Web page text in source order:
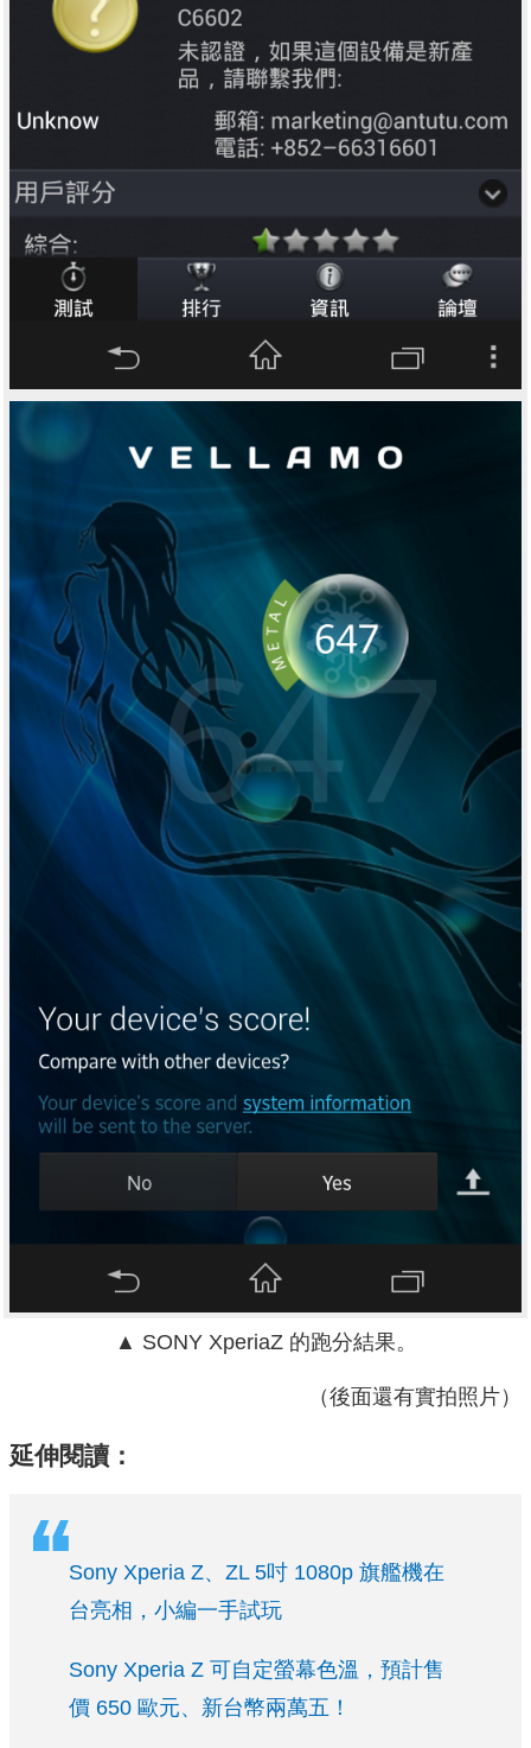
▲ SONY XperiaZ 的跑分結果。
（後面還有實拍照片）
延伸閱讀：
Sony Xperia Z、ZL 5吋 1080p 旗艦機在
台亮相，小編一手試玩
Sony Xperia Z 可自定螢幕色溫，預計售
價 650 歐元、新台幣兩萬五！